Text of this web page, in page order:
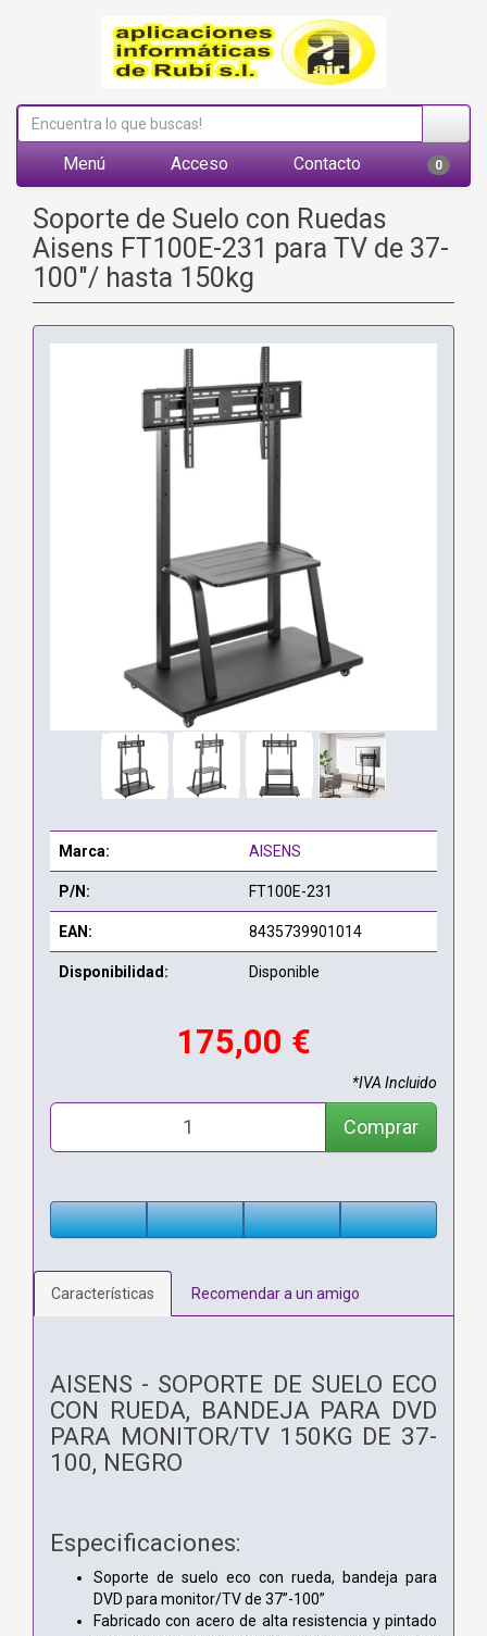
Menú Acceso Contacto 0
Soporte de Suelo con Ruedas
Aisens FT100E-231 para TV de 37-
100"/ hasta 150kg
Marca: AISENS
P/N: FT100E-231
EAN: 8435739901014
Disponibilidad: Disponible
175,00 €
*IVA Incluido
Comprar
Características Recomendar a un amigo
AISENS - SOPORTE DE SUELO ECO
CON RUEDA, BANDEJA PARA DVD
PARA MONITOR/TV 150KG DE 37-
100, NEGRO
Especificaciones:
Soporte de suelo eco con rueda, bandeja para
DVD para monitor/TV de 37”-100”
Fabricado con acero de alta resistencia y pintado